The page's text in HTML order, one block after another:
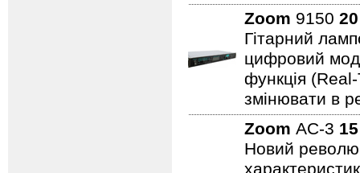
Zoom 9150
Гітарний
цифровий
функція
змінювати в
Zoom AC-3
Новий